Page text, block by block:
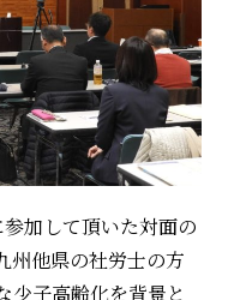
加して頂いた対面の
州他県の社労士の方
少子高齢化を背景と